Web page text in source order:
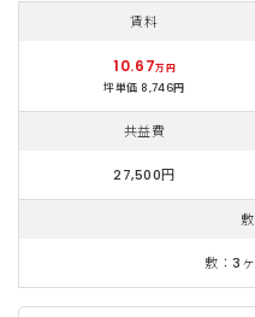
賃料
10.67万円
坪単価 8,746円
共益費
27,500円
敷：3